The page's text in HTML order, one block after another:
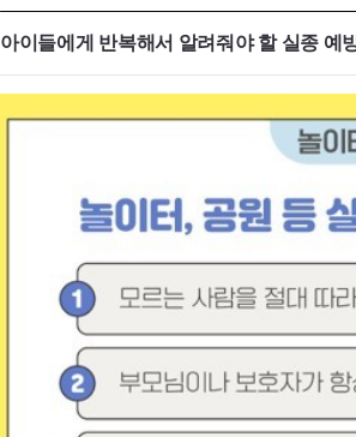
아이들에게 반복해서 알려줘야 할 실종 예